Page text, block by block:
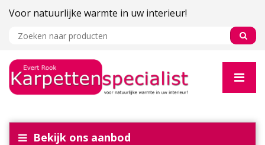
Voor natuurlijke warmte in uw interieur!
Bekijk ons aanbod